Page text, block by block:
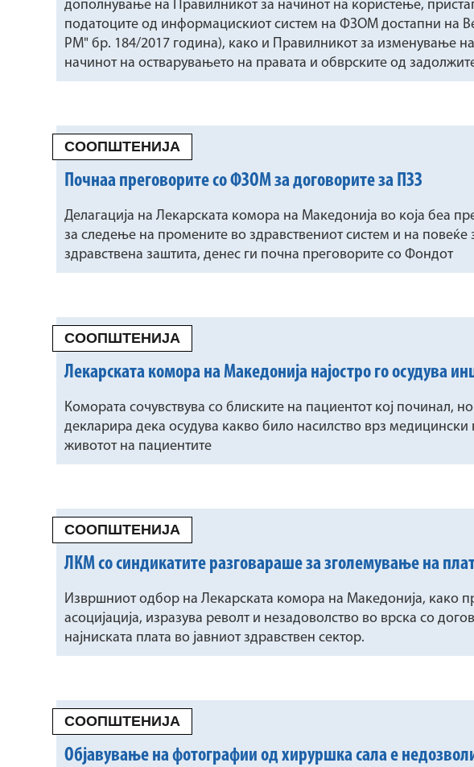
дополнување на Правилникот за начинот на користење,
податоците од информацискиот систем на ФЗОМ достапни на
РМ" бр. 184/2017 година), како и Правилникот за изменување
начинот на остварувањето на правата и обврските од
СООПШТЕНИЈА
Почнаа преговорите со ФЗОМ за договорите за ПЗЗ
Делагација на Лекарската комора на Македонија во која беа
за следење на промените во здравствениот систем и на
здравствена заштита, денес ги почна преговорите со Фондот
СООПШТЕНИЈА
Лекарската комора на Македонија најостро го осудува
Комората сочувствува со блиските на пациентот кој починал,
декларира дека осудува какво било насилство врз медицински
животот на пациентите
СООПШТЕНИЈА
ЛКМ со синдикатите разговараше за зголемување на
Извршниот одбор на Лекарската комора на Македонија, како
асоцијација, изразува револт и незадоволство во врска со
најниската плата во јавниот здравствен сектор.
СООПШТЕНИЈА
Објавување на фотографии од хируршка сала е